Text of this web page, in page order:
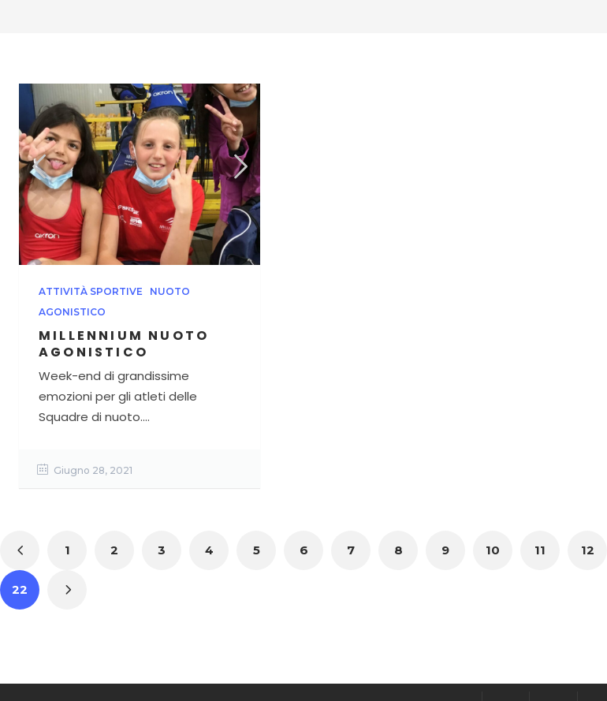
ATTIVITÀ SPORTIVE
NUOTO
AGONISTICO
MILLENNIUM NUOTO
AGONISTICO
Week-end di grandissime
emozioni per gli atleti delle
Squadre di nuoto....
Giugno 28, 2021
1 2 3 4 5 6 7 8 9 10 11 12
22